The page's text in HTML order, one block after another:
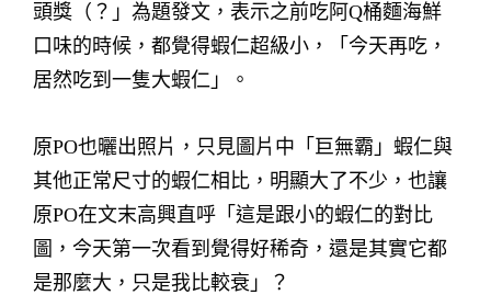
頭獎（？」為題發文，表示之前吃阿Q桶麵海鮮
口味的時候，都覺得蝦仁超級小，「今天再吃，
居然吃到一隻大蝦仁」。
原PO也曬出照片，只見圖片中「巨無霸」蝦仁與
其他正常尺寸的蝦仁相比，明顯大了不少，也讓
原PO在文末高興直呼「這是跟小的蝦仁的對比
圖，今天第一次看到覺得好稀奇，還是其實它都
是那麼大，只是我比較衰」？